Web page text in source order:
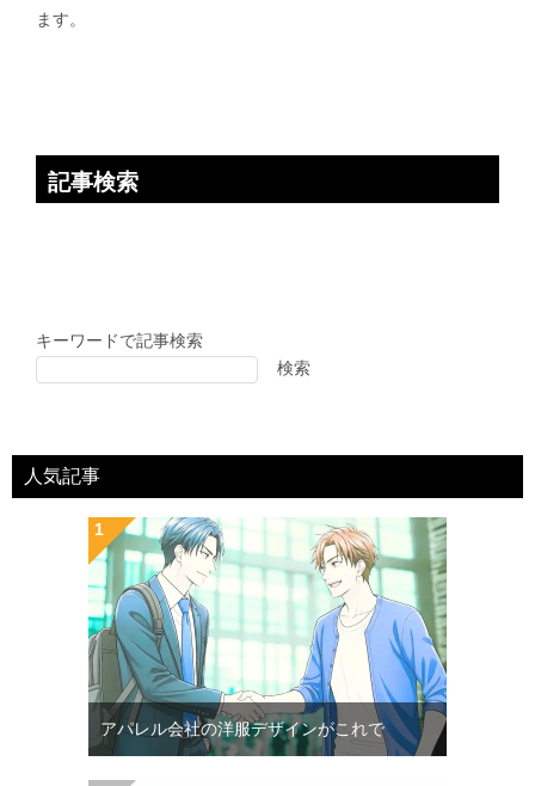
ます。
記事検索
キーワードで記事検索
検索
人気記事
アパレル会社の洋服デザインがこれで